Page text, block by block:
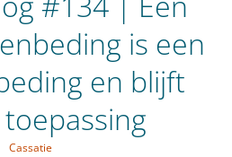
is een
en blijft
Cassatie